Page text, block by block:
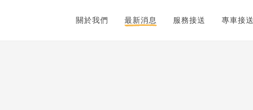
關於我們 最新消息 服務接送 專車接送